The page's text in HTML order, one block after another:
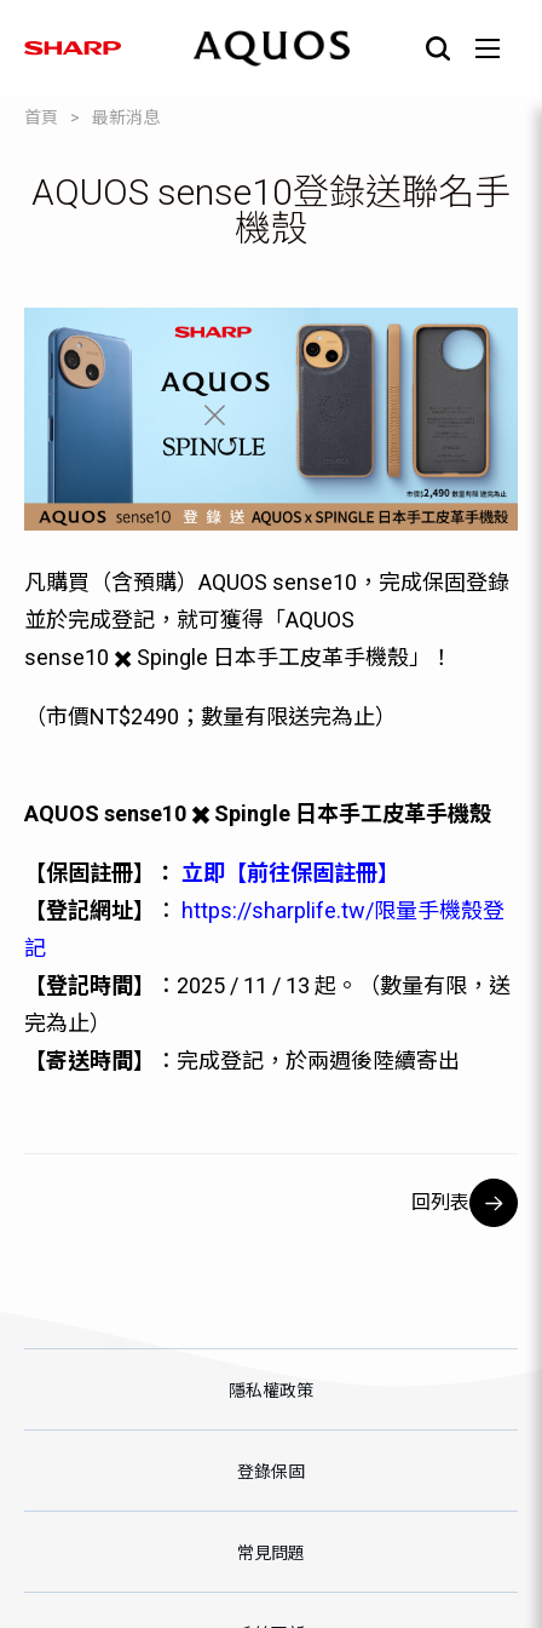
首頁 最新消息
AQUOS sense10登錄送聯名手
機殼
凡購買（含預購）AQUOS sense10，完成保固登錄
並於完成登記，就可獲得「AQUOS
sense10 ✖️ Spingle 日本手工皮革手機殼」！
（市價NT$2490；數量有限送完為止）
AQUOS sense10 ✖️ Spingle 日本手工皮革手機殼
【保固註冊】： 立即【前往保固註冊】
【登記網址】
：
https://sharplife.tw/限量手機殼登
記
【登記時間】
：2025 / 11 / 13 起。（數量有限，送
完為止）
【寄送時間】
：完成登記，於兩週後陸續寄出
回列表
隱私權政策
登錄保固
常見問題